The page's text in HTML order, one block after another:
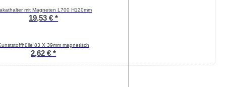
mit Magneten L700 H120mm
19,53 € *
83 X 39mm magnetisch
2,62 € *